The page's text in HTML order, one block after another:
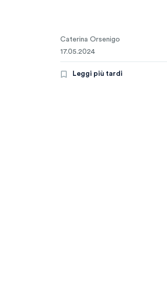
Caterina Orsenigo
17.05.2024
Leggi più tardi